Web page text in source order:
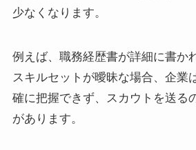
少なくなります。
例えば、職務経歴書が詳細に書か
スキルセットが曖昧な場合、企業
確に把握できず、スカウトを送る
があります。